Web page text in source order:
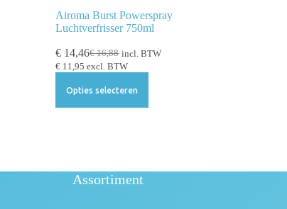
Airoma Burst Powerspray
Luchtverfrisser 750ml
€16,88
€ 14,46
incl. BTW
€ 11,95 excl. BTW
Opties selecteren
Assortiment